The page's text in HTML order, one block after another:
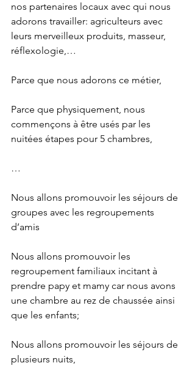
nos partenaires locaux avec qui nous
adorons travailler: agriculteurs avec
leurs merveilleux produits, masseur,
réflexologie,…
Parce que nous adorons ce métier,
Parce que physiquement, nous
commençons à être usés par les
nuitées étapes pour 5 chambres,
…
Nous allons promouvoir les séjours de
groupes avec les regroupements
d’amis
Nous allons promouvoir les
regroupement familiaux incitant à
prendre papy et mamy car nous avons
une chambre au rez de chaussée ainsi
que les enfants;
Nous allons promouvoir les séjours de
plusieurs nuits,